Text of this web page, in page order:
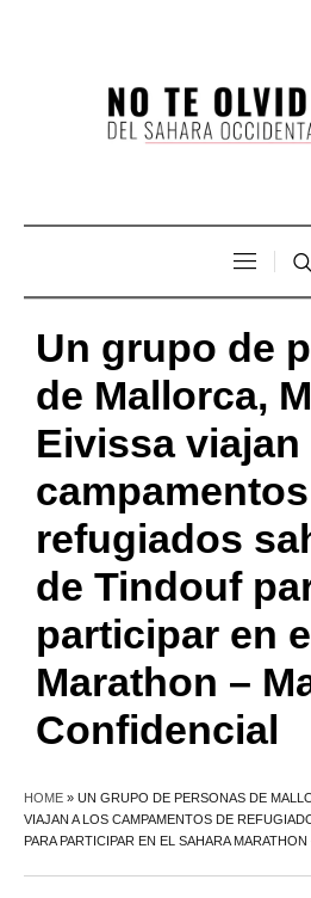
Un grupo de
de Mallorca,
Eivissa viajan
refugiados
de Tindouf
participar en
Marathon –
Confidencial
HOME » UN GRUPO DE PERSONAS DE
VIAJAN A LOS CAMPAMENTOS DE
PARA PARTICIPAR EN EL SAHARA